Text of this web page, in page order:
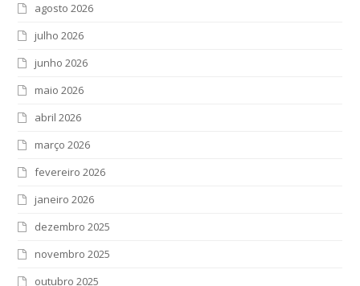
agosto 2026
julho 2026
junho 2026
maio 2026
abril 2026
março 2026
fevereiro 2026
janeiro 2026
dezembro 2025
novembro 2025
outubro 2025